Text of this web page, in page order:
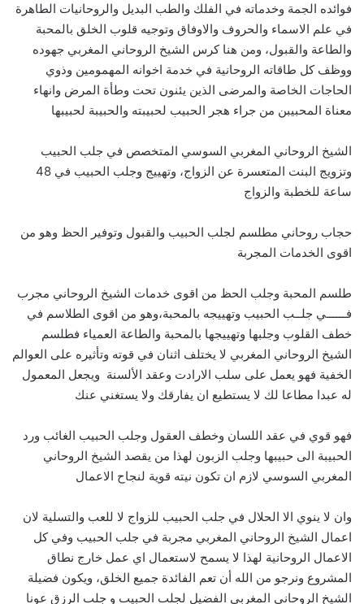
فوائده الجمة وخدماته في الفلك والطب البديل والروحانيات الطاهرة
في علم الاسماء والحروف والاوفاق وتوجيه قلوب الخلق بالمحبة
والطاعة والقبول، ومن هنا كرس الشيخ الروحاني المغربي جهوده
ووظف كل طاقاته الروحانية في خدمة اخوانه المهمومين وذوي
الحاجات الخاصة والمرضى الذين يئنون تحت وطأة المرض وانهاء
معناة المحبيبن من جراء هجر الحبيب لحبيبته والحبيبة لحبيبها
الشيخ الروحاني المغربي السوسي المتخصص في جلب الحبيب
وتزويج البنت المتعسرة عن الزواج، وتهييج وجلب الحبيب في 48
ساعة للخطبة والزواج
حجاب روحاني مطلسم لجلب الحبيب والقبول وتوفير الحظ وهو من
اقوى الخدمات المجربة
طلسم المحبة وجلب الحظ من اقوى خدمات الشيخ الروحاني مجرب
فــــــي جلــب الحبيب وتهييجه بالمحبة،وهو من اقوى الطلاسم في
خطف القلوب وجلبها وتهييجها بالمحبة والطاعة العمياء فطلسم
الشيخ الروحاني المغربي لا يختلف اثنان في قوته وتأثيره على العوالم
الخفية فهو يعمل على سلب الارادت وعقد الألسنة ويجعل المعمول
له عبدا مطاعا لك لا يستطيع ان يفارقك ولا يستغني عنك
فهو قوي في عقد اللسان وخطف العقول وجلب الحبيب الغائب ورد
الحبيبة الى حبيبها وجلب الزبون لهذا من يقصد الشيخ الروحاني
المغربي السوسي لازم ان تكون نيته قوية لنجاح الاعمال
وان لا ينوي الا الحلال في جلب الحبيب للزواج لا للعب والتسلية لان
اعمال الشيخ الروحاني المغربي مجربة في جلب الحبيب وفي كل
الاعمال الروحانية لهذا لا يسمح لاستعمال اي عمل خارج نطاق
المشروع ونرجو من الله أن تعم الفائدة جميع الخلق، ويكون فضيلة
الشيخ الروحاني المغربي الفضيل لجلب الحبيب و جلب الرزق عونا